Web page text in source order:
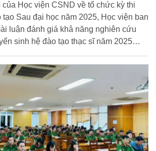
Học viện CSND về tổ chức kỳ thi
tạo Sau đại học năm 2025, Học viện ban
luận đánh giá khả năng nghiên cứu
sinh hệ đào tạo thạc sĩ năm 2025